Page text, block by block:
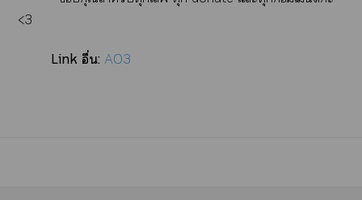
<3
Link อื่น: AO3